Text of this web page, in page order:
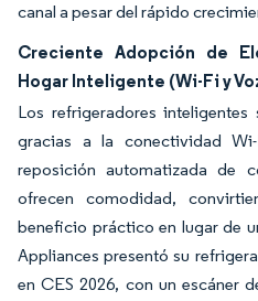
canal a pesar del rápido
Creciente Adopción de
Hogar Inteligente (Wi-Fi y
Los refrigeradores
gracias a la conectividad
reposición automatizada de
ofrecen comodidad,
beneficio práctico en lugar de
Appliances presentó su
en CES 2026, con un escáner